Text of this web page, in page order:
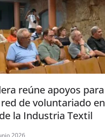
reúne apoyos para
de voluntariado en
la Industria Textil